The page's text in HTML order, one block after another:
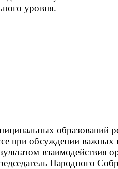
уровня.
при обсуждении
Народного